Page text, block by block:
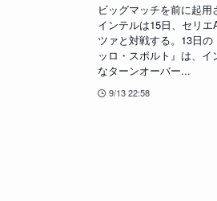
ビッグマッチを前に起
インテルは15日、セリエ
ツァと対戦する。13日
ッロ・スポルト』は、イ
なターンオーバー...
9/13 22:58